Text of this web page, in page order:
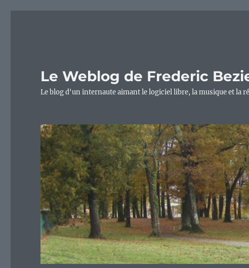
Le Weblog de Frederic
Le blog d'un internaute aimant le logiciel libre, la musique et la